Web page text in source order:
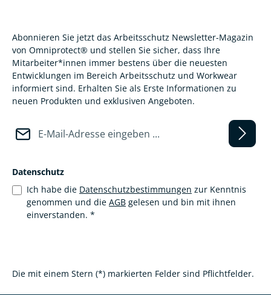
Abonnieren Sie jetzt das Arbeitsschutz Newsletter-Magazin
von Omniprotect® und stellen Sie sicher, dass Ihre
Mitarbeiter*innen immer bestens über die neuesten
Entwicklungen im Bereich Arbeitsschutz und Workwear
informiert sind. Erhalten Sie als Erste Informationen zu
neuen Produkten und exklusiven Angeboten.
Datenschutz
Ich habe die Datenschutzbestimmungen zur Kenntnis
genommen und die AGB gelesen und bin mit ihnen
einverstanden. *
Die mit einem Stern (*) markierten Felder sind Pflichtfelder.